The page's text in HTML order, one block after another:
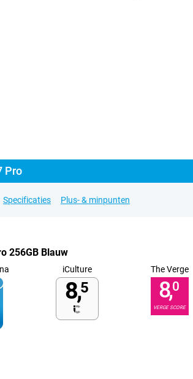
Pro
Specificaties Plus- & minpunten
256GB Blauw
iCulture
8,5
The Verge
8,0
VERGE SCORE